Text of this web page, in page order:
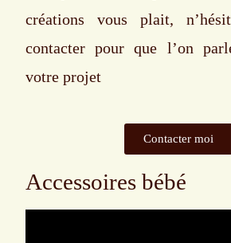
créations vous plait,
contacter pour que l’on
votre projet
Contacter moi
Accessoires bébé